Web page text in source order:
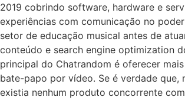
2019 cobrindo software, hardware e
experiências com comunicação no
setor de educação musical antes de
conteúdo e search engine optimization
principal do Chatrandom é oferecer
bate-papo por vídeo. Se é verdade que,
existia nenhum produto concorrente